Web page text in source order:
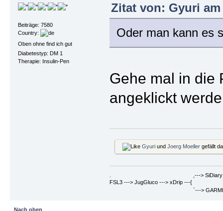
Beiträge: 7580
Country:
Oben ohne find ich gut
Diabetestyp: DM 1
Therapie: Insulin-Pen
Zitat von: Gyuri am
Oder man kann es
Gehe mal in die
angeklickt
Gyuriund Joerg Moellergefällt
. ,---> SiDiary ==>
FSL3 ---> JugGluco ---> xDrip ---{
`---> GARMIN Fenix6PRO
Nach oben